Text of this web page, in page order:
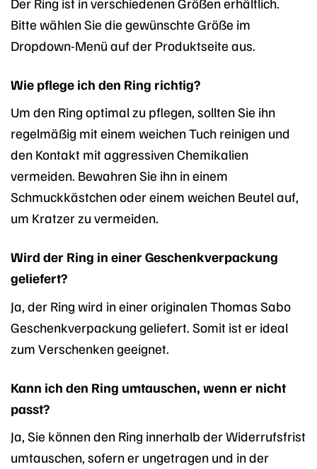
Bitte wählen Sie die gewünschte Größe im
Dropdown-Menü auf der Produktseite aus.
Wie pflege ich den Ring richtig?
Um den Ring optimal zu pflegen, sollten Sie ihn
regelmäßig mit einem weichen Tuch reinigen und
den Kontakt mit aggressiven Chemikalien
vermeiden. Bewahren Sie ihn in einem
Schmuckkästchen oder einem weichen Beutel auf,
um Kratzer zu vermeiden.
Wird der Ring in einer Geschenkverpackung
geliefert?
Ja, der Ring wird in einer originalen Thomas Sabo
Geschenkverpackung geliefert. Somit ist er ideal
zum Verschenken geeignet.
Kann ich den Ring umtauschen, wenn er nicht
passt?
Ja, Sie können den Ring innerhalb der Widerrufsfrist
umtauschen, sofern er ungetragen und in der